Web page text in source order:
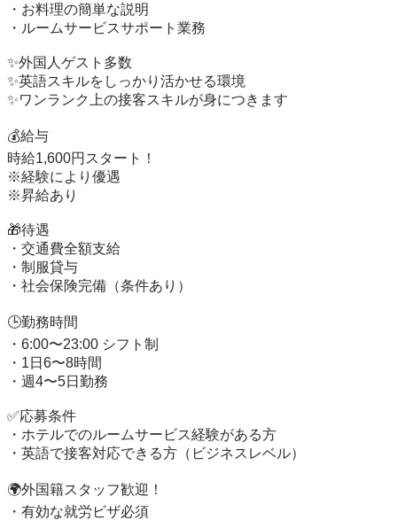
・お料理の簡単な説明
・ルームサービスサポート業務
✨外国人ゲスト多数
✨英語スキルをしっかり活かせる環境
✨ワンランク上の接客スキルが身につきます
💰給与
時給1,600円スタート！
※経験により優遇
※昇給あり
🎁待遇
・交通費全額支給
・制服貸与
・社会保険完備（条件あり）
🕒勤務時間
・6:00〜23:00 シフト制
・1日6〜8時間
・週4〜5日勤務
✅応募条件
・ホテルでのルームサービス経験がある方
・英語で接客対応できる方（ビジネスレベル）
🌍外国籍スタッフ歓迎！
・有効な就労ビザ必須